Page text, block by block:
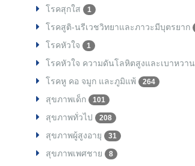
โรคสุกใส 1
โรคสูติ-นรีเวชวิทยาและภาวะมีบุตรยาก
โรคหัวใจ 1
โรคหัวใจ ความดันโลหิตสูงและเบาหวาน
โรคหู คอ จมูก และภูมิแพ้ 264
สุขภาพเด็ก 101
สุขภาพทั่วไป 208
สุขภาพผู้สูงอายุ 31
สุขภาพเพศชาย 8